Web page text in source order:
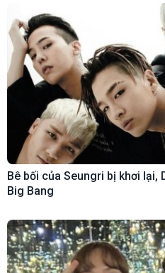
Bê bối của Seungri bị khơi lại,
Big Bang